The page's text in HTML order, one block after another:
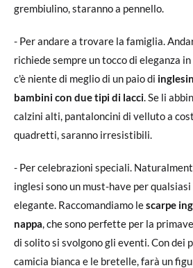
grembiulino, staranno a pennello.
- Per andare a trovare la famiglia.
richiede sempre un tocco di eleganza
c'è niente di meglio di un paio di
bambini con due tipi di lacci. Se li
calzini alti, pantaloncini di velluto a
quadretti, saranno irresistibili.
- Per celebrazioni speciali.
inglesi sono un must-have per
elegante. Raccomandiamo lescarpe
nappa, che sono perfette per la
di solito si svolgono gli eventi. Con dei
camicia bianca e le bretelle, farà un